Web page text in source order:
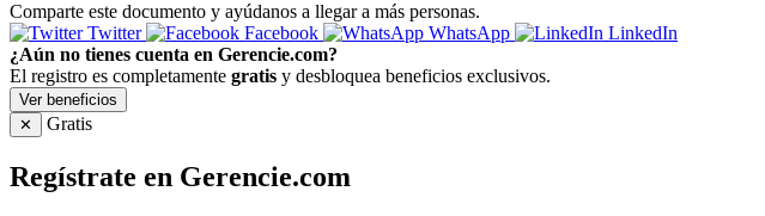
Comparte este documento y ayúdanos a llegar a más personas.
Twitter
Facebook WhatsApp
LinkedIn
¿Aún no tienes cuenta en Gerencie.com?
El registro es completamente gratis y desbloquea beneficios exclusivos.
Ver beneficios
✕
Gratis
Regístrate en Gerencie.com